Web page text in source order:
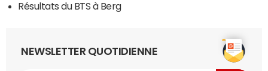
Résultats du BTS à Berg
NEWSLETTER QUOTIDIENNE